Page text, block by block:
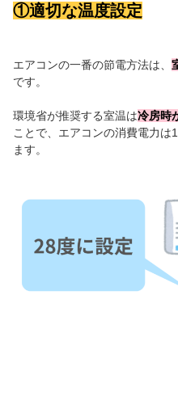
①適切な温度設定
エアコンの一番の節電方法は、
です。
環境省が推奨する室温は冷房時
ことで、エアコンの消費電力
ます。